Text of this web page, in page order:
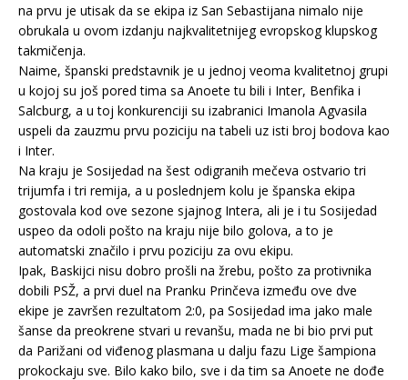
na prvu je utisak da se ekipa iz San Sebastijana nimalo nije
obrukala u ovom izdanju najkvalitetnijeg evropskog klupskog
takmičenja.
Naime, španski predstavnik je u jednoj veoma kvalitetnoj grupi
u kojoj su još pored tima sa Anoete tu bili i Inter, Benfika i
Salcburg, a u toj konkurenciji su izabranici Imanola Agvasila
uspeli da zauzmu prvu poziciju na tabeli uz isti broj bodova kao
i Inter.
Na kraju je Sosijedad na šest odigranih mečeva ostvario tri
trijumfa i tri remija, a u poslednjem kolu je španska ekipa
gostovala kod ove sezone sjajnog Intera, ali je i tu Sosijedad
uspeo da odoli pošto na kraju nije bilo golova, a to je
automatski značilo i prvu poziciju za ovu ekipu.
Ipak, Baskijci nisu dobro prošli na žrebu, pošto za protivnika
dobili PSŽ, a prvi duel na Pranku Prinčeva između ove dve
ekipe je završen rezultatom 2:0, pa Sosijedad ima jako male
šanse da preokrene stvari u revanšu, mada ne bi bio prvi put
da Parižani od viđenog plasmana u dalju fazu Lige šampiona
prokockaju sve. Bilo kako bilo, sve i da tim sa Anoete ne dođe